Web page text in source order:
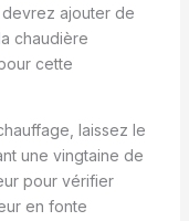
ajouter de
chaudière
cette
laissez le
une vingtaine de
pour vérifier
en fonte